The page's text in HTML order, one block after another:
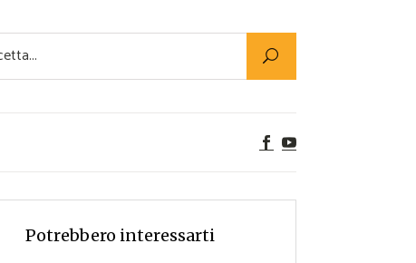
Utility
Alimenti
Rumors
Potrebbero interessarti